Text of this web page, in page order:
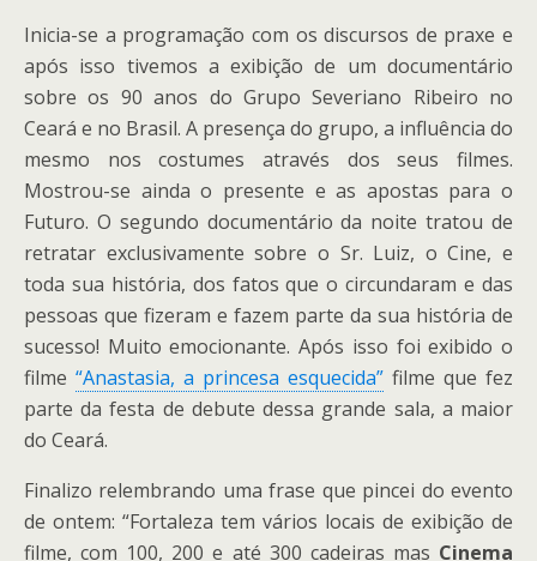
Inicia-se a programação com os discursos de praxe e
após isso tivemos a exibição de um documentário
sobre os 90 anos do Grupo Severiano Ribeiro no
Ceará e no Brasil. A presença do grupo, a influência do
mesmo nos costumes através dos seus filmes.
Mostrou-se ainda o presente e as apostas para o
Futuro. O segundo documentário da noite tratou de
retratar exclusivamente sobre o Sr. Luiz, o Cine, e
toda sua história, dos fatos que o circundaram e das
pessoas que fizeram e fazem parte da sua história de
sucesso! Muito emocionante. Após isso foi exibido o
filme “Anastasia, a princesa esquecida” filme que fez
parte da festa de debute dessa grande sala, a maior
do Ceará.
Finalizo relembrando uma frase que pincei do evento
de ontem: “Fortaleza tem vários locais de exibição de
filme, com 100, 200 e até 300 cadeiras mas Cinema